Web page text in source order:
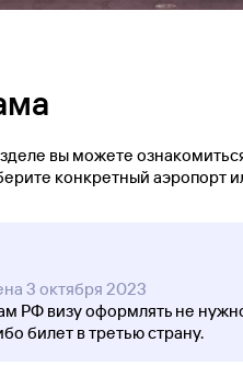
вы можете
конкретный аэропорт
3 октября 2023
РФ визу оформлять не
билет в третью страну.